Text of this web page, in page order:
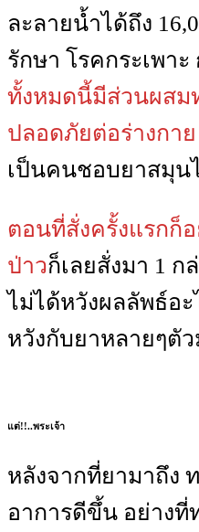
ละลายน้ำได้ถึง
รักษา โรคกระเพา
ทั้งหมดนี้มีส่วนผสม
ปลอดภัยต่อร่างกาย
เป็นคนชอบยาสมุน
ตอนที่สั่งครั้งแรกก็
ป่าวก็เลยสั่งมา 1 ก
ไม่ได้หวังผลลัพธ์อะ
หวังกับยาหลายๆตั
แต่!!..พระเจ้า
หลังจากที่ยามาถึง
อาการดีขึ้น อย่างที่